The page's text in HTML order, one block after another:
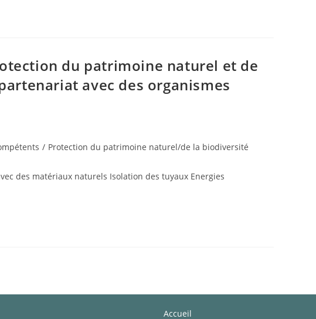
du patrimoine naturel et de
avec des organismes
/ Protection du patrimoine naturel/de la biodiversité
des matériaux naturels Isolation des tuyaux Energies
Accueil